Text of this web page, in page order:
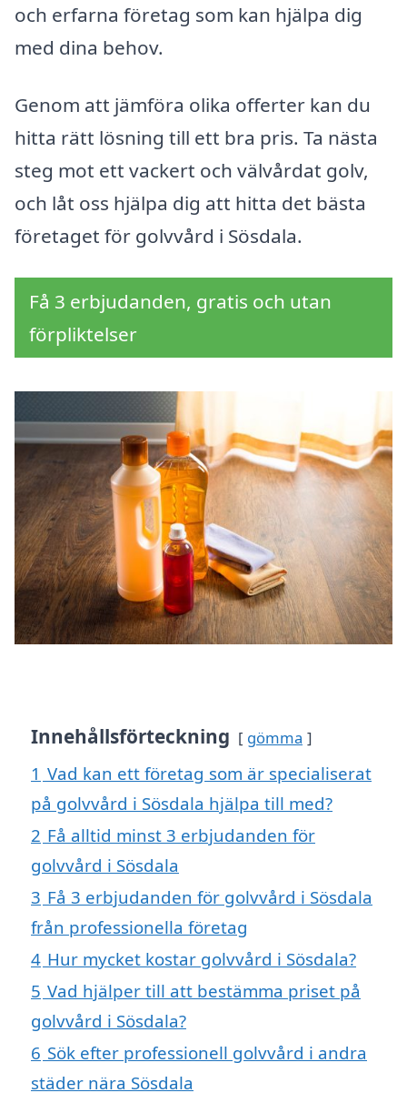
och erfarna företag som kan hjälpa dig
med dina behov.
Genom att jämföra olika offerter kan du
hitta rätt lösning till ett bra pris. Ta nästa
steg mot ett vackert och välvårdat golv,
och låt oss hjälpa dig att hitta det bästa
företaget för golvvård i Sösdala.
Få 3 erbjudanden, gratis och utan
förpliktelser
Innehållsförteckning gömma
1 Vad kan ett företag som är specialiserat
på golvvård i Sösdala hjälpa till med?
2 Få alltid minst 3 erbjudanden för
golvvård i Sösdala
3 Få 3 erbjudanden för golvvård i Sösdala
från professionella företag
4 Hur mycket kostar golvvård i Sösdala?
5 Vad hjälper till att bestämma priset på
golvvård i Sösdala?
6 Sök efter professionell golvvård i andra
städer nära Sösdala